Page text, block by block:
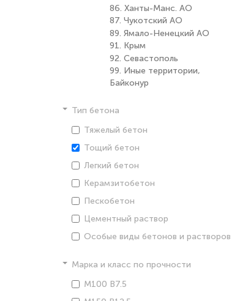
86. Ханты-Манс. АО
87. Чукотский АО
89. Ямало-Ненецкий АО
91. Крым
92. Севастополь
99. Иные территории,
Байконур
Тип бетона
Тяжелый бетон
Тощий бетон
Легкий бетон
Керамзитобетон
Пескобетон
Цементный раствор
Особые виды бетонов и растворов
Марка и класс по прочности
М100 В7.5